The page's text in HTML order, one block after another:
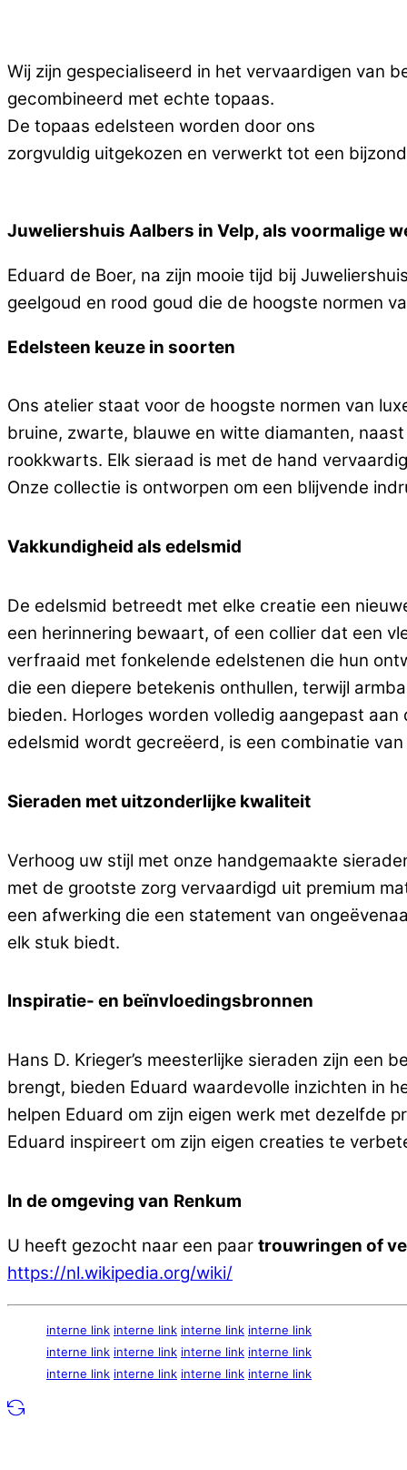
Wij zijn gespecialiseerd in het vervaardigen van
gecombineerd met echte topaas.
De topaas edelsteen worden door ons
zorgvuldig uitgekozen en verwerkt tot een
Juweliershuis Aalbers in Velp, als voormalige
Eduard de Boer, na zijn mooie tijd bij
geelgoud en rood goud die de hoogste normen
Edelsteen keuze in soorten
Ons atelier staat voor de hoogste normen van
bruine, zwarte, blauwe en witte diamanten,
rookkwarts. Elk sieraad is met de hand
Onze collectie is ontworpen om een blijvende
Vakkundigheid als edelsmid
De edelsmid betreedt met elke creatie een
een herinnering bewaart, of een collier dat een
verfraaid met fonkelende edelstenen die hun
die een diepere betekenis onthullen, terwijl
bieden. Horloges worden volledig aangepast
edelsmid wordt gecreëerd, is een combinatie
Sieraden met uitzonderlijke kwaliteit
Verhoog uw stijl met onze handgemaakte
met de grootste zorg vervaardigd uit premium
een afwerking die een statement van
elk stuk biedt.
Inspiratie- en beïnvloedingsbronnen
Hans D. Krieger’s meesterlijke sieraden zijn een
brengt, bieden Eduard waardevolle inzichten in
helpen Eduard om zijn eigen werk met dezelfde
Eduard inspireert om zijn eigen creaties te
In de omgeving van Renkum
U heeft gezocht naar een paar trouwringen of
https://nl.wikipedia.org/wiki/
interne link interne link interne link interne link
interne link interne link interne link interne link
interne link interne link interne link interne link